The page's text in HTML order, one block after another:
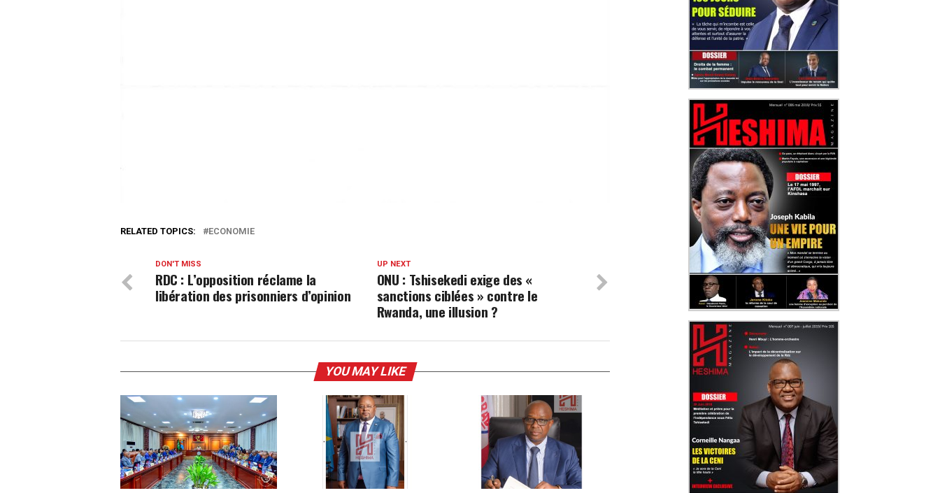
RELATED TOPICS: ECONOMIE
UP NEXT
ONU : Tshisekedi exige des «
sanctions ciblées » contre le
Rwanda, une illusion ?
DON'T MISS
RDC : L’opposition réclame la
libération des prisonniers d’opinion
YOU MAY LIKE